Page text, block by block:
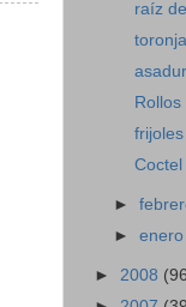
raíz
Coctel
►
►enero
► 2008